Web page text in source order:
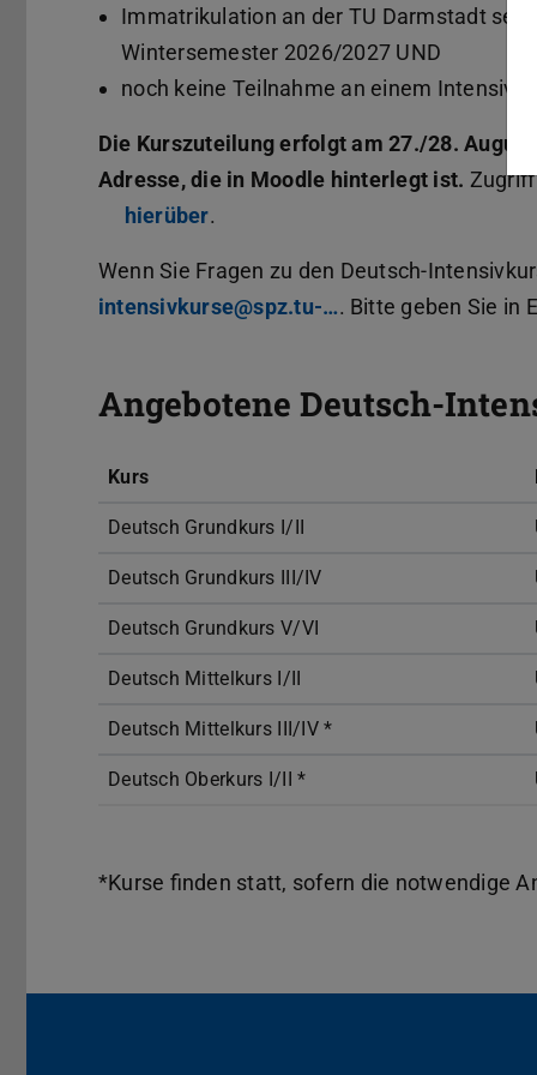
Immatrikulation an der TU Darmstadt seit
Wintersemester 2026/2027 UND
noch keine Teilnahme an einem
Die Kurszuteilung erfolgt am 27./28.
Adresse, die in Moodle hinterlegt ist.
hierüber.
Wenn Sie Fragen zu den Deutsch-
intensivkurse@spz.tu-…. Bitte geben Sie in
Angebotene Deutsch-
Kurs
Deutsch Grundkurs I/II
Deutsch Grundkurs III/IV
Deutsch Grundkurs V/VI
Deutsch Mittelkurs I/II
Deutsch Mittelkurs III/IV *
Deutsch Oberkurs I/II *
*Kurse finden statt, sofern die notwendige